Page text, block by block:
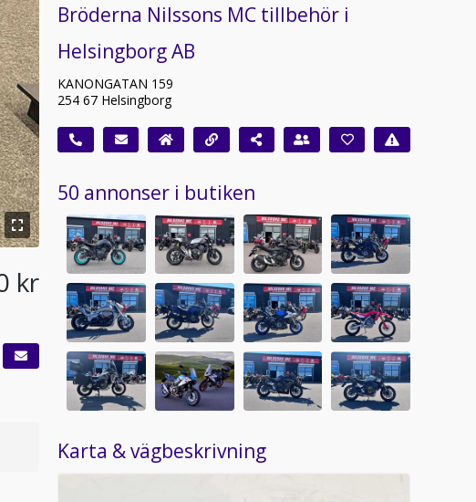
kr
Bröderna Nilssons MC tillbehör i
Helsingborg AB
KANONGATAN 159
254 67 Helsingborg
50 annonser i butiken
Karta & vägbeskrivning